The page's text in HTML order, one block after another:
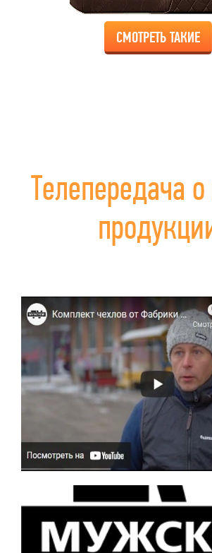
СМОТРЕТЬ ТАКИЕ
Телепередача